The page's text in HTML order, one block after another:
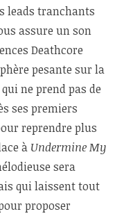
leads tranchants
assure un son
Deathcore
pesante sur la
qui ne prend pas de
ses premiers
reprendre plus
à Undermine My
sera
qui laissent tout
proposer